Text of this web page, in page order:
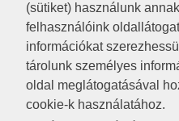
(sütiket) használunk
felhasználóink
információkat
tárolunk személyes
oldal meglátogatásával
cookie-k használatához.
A HONLAP 2017.03.31-I
JOGI NYILATKOZAT
IMPRESSZUM